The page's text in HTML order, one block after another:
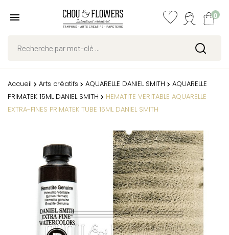
0
Accueil Arts créatifs AQUARELLE DANIEL SMITH
AQUARELLE
PRIMATEK 15ML DANIEL SMITH
HEMATITE VERITABLE AQUARELLE
EXTRA-FINES PRIMATEK TUBE 15ML DANIEL SMITH